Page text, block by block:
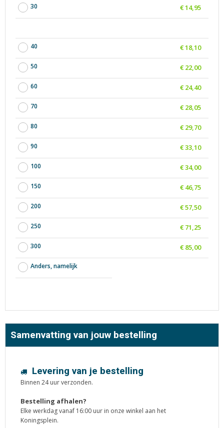
30 € 14,95
40
50
60
70
80
90
100
150
200
250
300
Anders, namelijk
€ 18,10
€ 22,00
€ 24,40
€ 28,05
€ 29,70
€ 33,10
€ 34,00
€ 46,75
€ 57,50
€ 71,25
€ 85,00
Samenvatting van jouw bestelling
Levering van je bestelling
Binnen 24 uur verzonden.
Bestelling afhalen?
Elke werkdag vanaf 16:00 uur in onze winkel aan het
Koningsplein.